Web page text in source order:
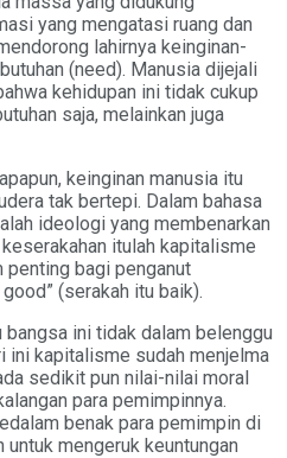
yang mengatasi ruang dan
lahirnya keinginan-
(need). Manusia dijejali
kehidupan ini tidak cukup
saja, melainkan juga
keinginan manusia itu
tak bertepi. Dalam bahasa
ideologi yang membenarkan
itulah kapitalisme
penting bagi penganut
(serakah itu baik).
bangsa ini tidak dalam belenggu
ini kapitalisme sudah menjelma
sedikit pun nilai-nilai moral
para pemimpinnya.
benak para pemimpin di
mengeruk keuntungan